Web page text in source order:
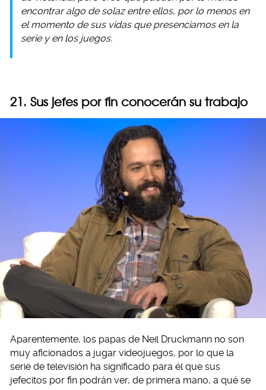
encontrar algo de solaz entre ellos, por lo menos en
el momento de sus vidas que presenciamos en la
serie y en los juegos.
21. Sus jefes por fin conocerán su trabajo
Aparentemente, los papas de Neil Druckmann no son
muy aficionados a jugar videojuegos, por lo que la
serie de televisión ha significado para él que sus
jefecitos por fin podrán ver, de primera mano, a qué se